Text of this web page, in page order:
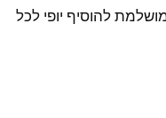
להוסיף יופי לכל